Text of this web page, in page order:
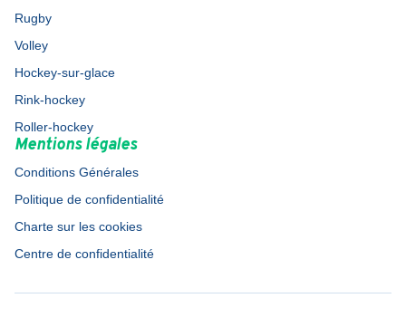
Rugby
Volley
Hockey-sur-glace
Rink-hockey
Roller-hockey
Mentions légales
Conditions Générales
Politique de confidentialité
Charte sur les cookies
Centre de confidentialité